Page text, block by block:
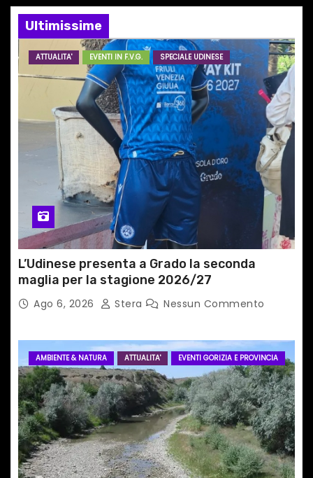
a
r
t
i
Ultimissime
ATTUALITA' EVENTI IN F.V.G. SPECIALE UDINESE
L’Udinese presenta a Grado la seconda
maglia per la stagione 2026/27
Ago 6, 2026 Stera Nessun Commento
AMBIENTE & NATURA ATTUALITA' EVENTI GORIZIA E PROVINCIA